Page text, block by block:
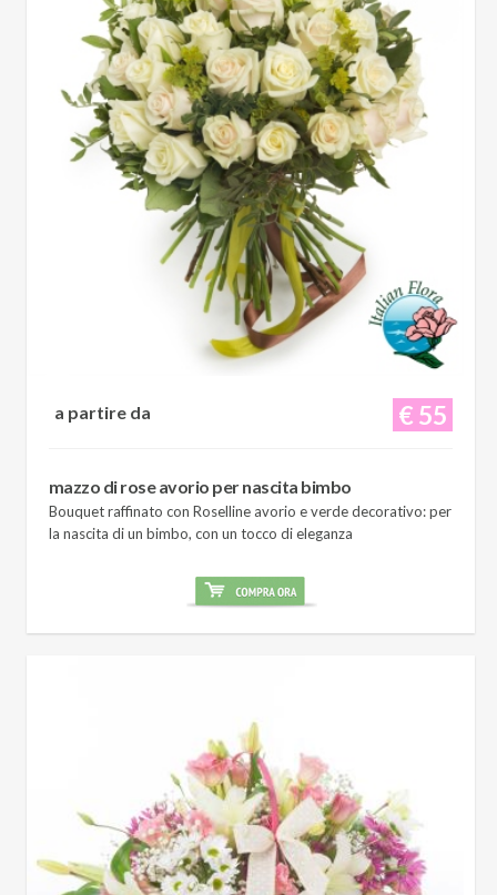
€ 55
a partire da
mazzo di rose avorio per nascita bimbo
Bouquet raffinato con Roselline avorio e verde decorativo: per
la nascita di un bimbo, con un tocco di eleganza